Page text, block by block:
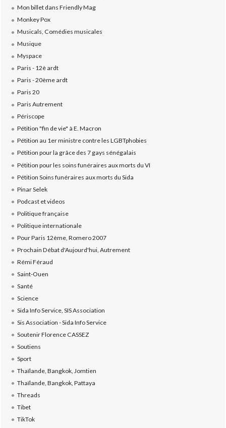
Mon billet dans Friendly Mag
Monkey Pox
Musicals, Comédies musicales
Musique
Myspace
Paris - 12è ardt
Paris - 20ème ardt
Paris 20
Paris Autrement
Périscope
Pétition "fin de vie" à E. Macron
Pétition au 1er ministre contre les LGBTphobies
Pétition pour la grâce des 7 gays sénégalais
Pétition pour les soins funéraires aux morts du VI
Pétition Soins funéraires aux morts du Sida
Pinar Selek
Podcast et videos
Politique française
Politique internationale
Pour Paris 12ème, Romero 2007
Prochain Débat d'Aujourd'hui, Autrement
Rémi Féraud
Saint-Ouen
Santé
Science
Sida Info Service, SIS Association
Sis Association - Sida Info Service
Soutenir Florence CASSEZ
Soutiens
Sport
Thaïlande, Bangkok, Jomtien
Thaïlande, Bangkok, Pattaya
Threads
Tibet
TikTok